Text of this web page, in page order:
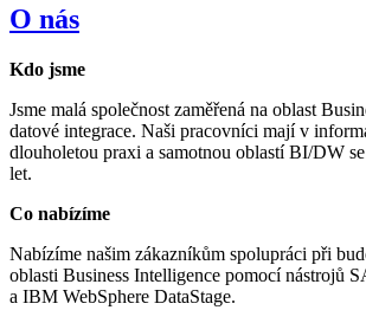
O nás
Kdo jsme
Jsme malá společnost zaměřená na oblast
datové integrace. Naši pracovníci mají v
dlouholetou praxi a samotnou oblastí BI/DW
let.
Co nabízíme
Nabízíme našim zákazníkům spolupráci při
oblasti Business Intelligence pomocí nástrojů
a IBM WebSphere DataStage.